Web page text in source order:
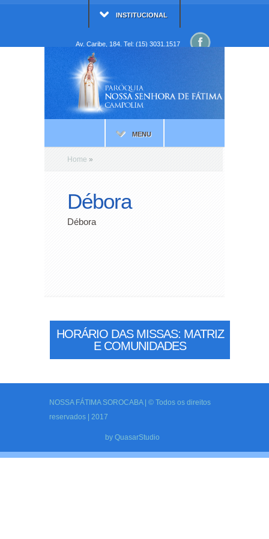
INSTITUCIONAL
Av. Caribe, 184. Tel: (15) 3031.1517
MENU
Home »
Débora
Débora
HORÁRIO DAS MISSAS: MATRIZ
E COMUNIDADES
NOSSA FÁTIMA SOROCABA | © Todos os direitos
reservados | 2017
by QuasarStudio